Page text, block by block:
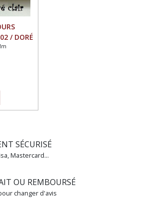
/ DORÉ
GALON
SÉCURISÉ
Mastercard...
OU REMBOURSÉ
changer d'avis